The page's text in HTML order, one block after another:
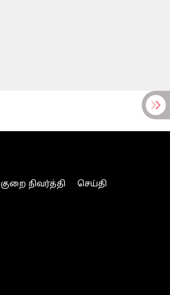
குறை நிவர்த்தி
செய்தி